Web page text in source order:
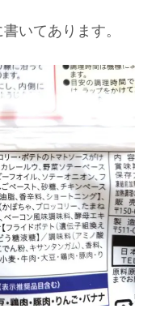
いてあります。